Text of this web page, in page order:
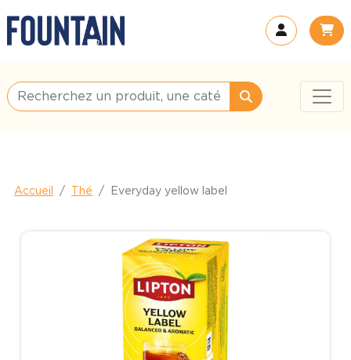
Accueil Thé Everyday yellow label